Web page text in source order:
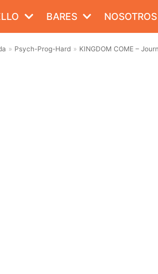
BARES NOSOTROS
» Psych-Prog-Hard » KINGDOM COME –